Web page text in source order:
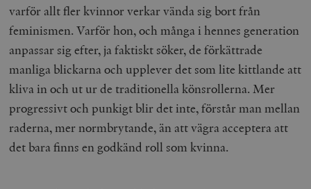
varför allt fler kvinnor verkar vända sig bort från
feminismen. Varför hon, och många i hennes generation
anpassar sig efter, ja faktiskt söker, de förkättrade
manliga blickarna och upplever det som lite kittlande att
kliva in och ut ur de traditionella könsrollerna. Mer
progressivt och punkigt blir det inte, förstår man mellan
raderna, mernormbrytande, än att vägra acceptera att
det bara finns en godkänd roll som kvinna.